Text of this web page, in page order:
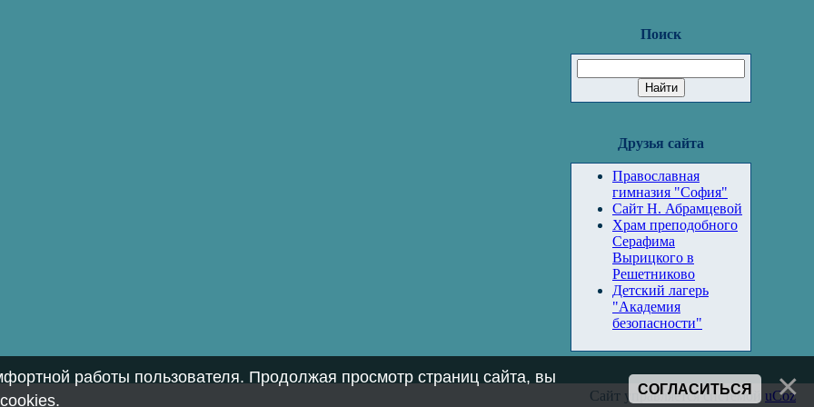
Поиск
Друзья сайта
Православная
гимназия "София"
Сайт Н. Абрамцевой
Храм преподобного
Серафима
Вырицкого в
Решетниково
Детский лагерь
"Академия
безопасности"
Сайт управляется системой uCoz
работы пользователя. Продолжая просмотр страниц сайта, вы
.
СОГЛАСИТЬСЯ